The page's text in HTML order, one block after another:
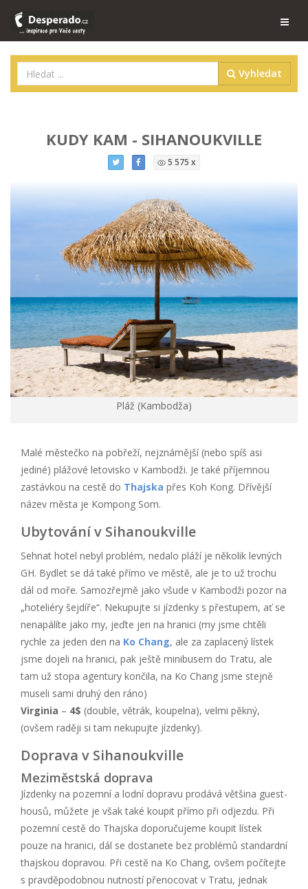
Vyhledat
KUDY KAM - SIHANOUKVILLE
5 575 x
Pláž (Kambodža)
Malé městečko na pobřeží, nejznámější (nebo spíš asi
jediné) plážové letovisko v Kambodži. Je také příjemnou
zastávkou na cestě do Thajska přes Koh Kong. Dřívější
název města je Kompong Som.
Ubytování v Sihanoukville
Sehnat hotel nebyl problém, nedalo pláží je několik levných
GH. Bydlet se dá také přímo ve městě, ale je to už trochu
dál od moře. Samozřejmě jako všude v Kambodži pozor na
„hoteliéry šejdíře“. Nekupujte si jízdenky s přestupem, ať se
nenapálíte jako my, jeďte jen na hranici (my jsme chtěli
rychle za jeden den na Ko Chang, ale za zaplacený lístek
jsme dojeli na hranici, pak ještě minibusem do Tratu, ale
tam už stopa agentury končila, na Ko Chang jsme stejně
museli sami druhý den ráno)
Virginia – 4$ (double, větrák, koupelna), velmi pěkný,
(ovšem raději si tam nekupujte jízdenky).
Doprava v Sihanoukville
Meziměstská doprava
Jízdenky na pozemní a lodní dopravu prodává většina guest-
housů, můžete je však také koupit přímo při odjezdu. Při
pozemní cestě do Thajska doporučujeme koupit lístek
pouze na hranici, dál se dostanete bez problémů standardní
thajskou dopravou. Při cestě na Ko Chang, ovšem počítejte
s pravděpodobnou nutností přenocovat v Tratu, jednak